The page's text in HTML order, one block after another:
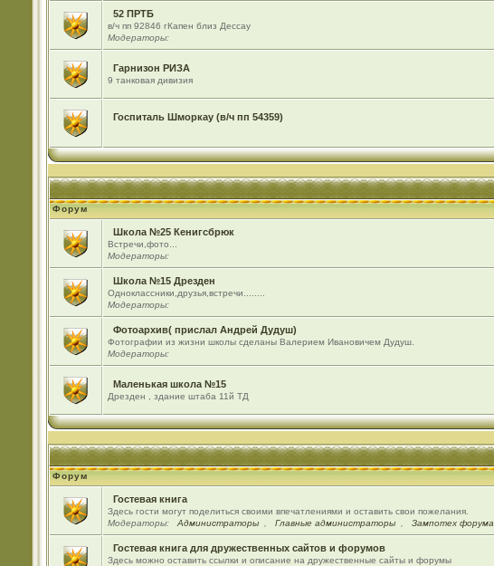
52 ПРТБ
в/ч пп 92846 гКапен близ Дессау
Модераторы:
Гарнизон РИЗА
9 танковая дивизия
Госпиталь Шморкау (в/ч пп 54359)
Форум
Школа №25 Кенигсбрюк
Встречи,фото...
Модераторы:
Школа №15 Дрезден
Одноклассники,друзья,встречи........
Модераторы:
Фотоархив( прислал Андрей Дудуш)
Фотографии из жизни школы сделаны Валерием Ивановичем Дудуш.
Модераторы:
Маленькая школа №15
Дрезден , здание штаба 11й ТД
Форум
Гостевая книга
Здесь гости могут поделиться своими впечатлениями и оставить свои пожелания.
Модераторы:
Администраторы Главные администраторы Зампотех форума
Гостевая книга для дружественных сайтов и форумов
Здесь можно оставить ссылки и описание на дружественные сайты и форумы